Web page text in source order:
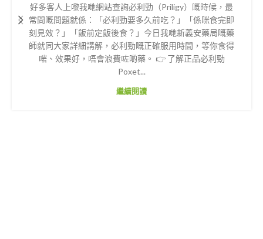
好多客人上嚟我哋網站查詢必利勁（Priligy）嘅時候，最
常問嘅問題就係：「必利勁要多久前吃？」「係咪食完即
刻見效？」「飯前定飯後食？」今日我哋新義安藥局嘅藥
師就同大家詳細講解，必利勁嘅正確服用時間，等你食得
啱、效果好，唔會浪費咗啲藥。 👉 了解正品必利勁
Poxet...
繼續閱讀